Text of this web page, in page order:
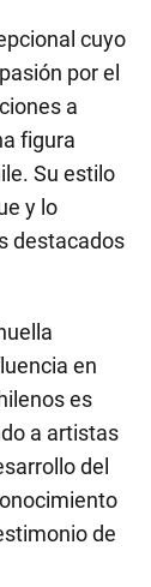
cuyo
por el
a
figura
Su estilo
y lo
destacados
en
es
a artistas
del
de